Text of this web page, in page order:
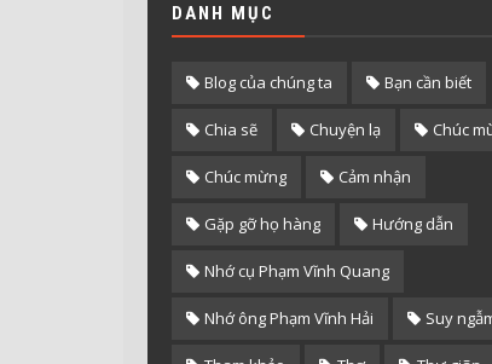
DANH MỤC
Blog của chúng ta Bạn cần biết
Chia sẽ Chuyện lạ Chúc
Chúc mừng Cảm nhận
Gặp gỡ họ hàng Hướng dẫn
Nhớ cụ Phạm Vĩnh Quang
Nhớ ông Phạm Vĩnh Hải Suy